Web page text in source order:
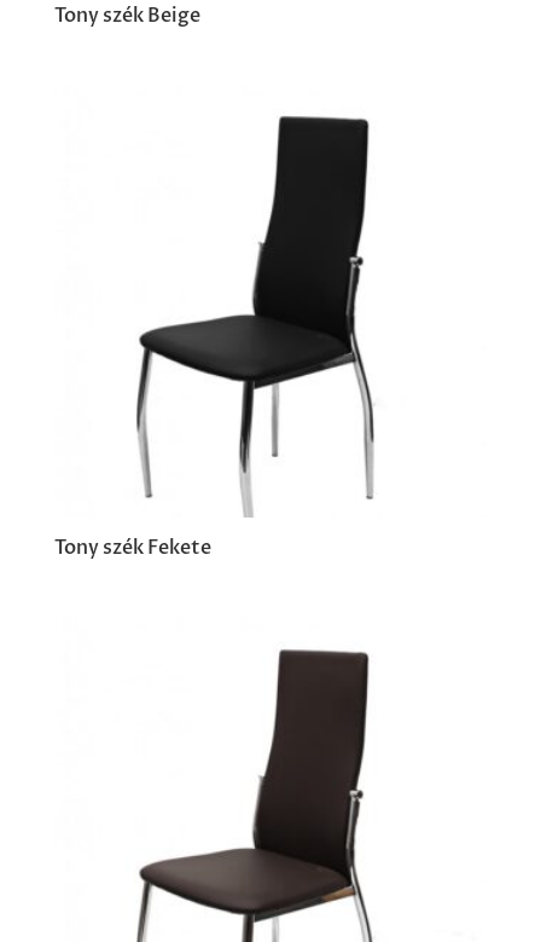
Tony szék Beige
Tony szék Fekete